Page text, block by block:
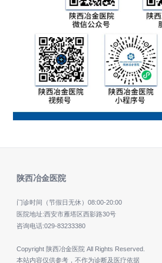
陕西冶金医院
门诊时间（节假日无休） 08:00-20:00
医院地址:西安市雁塔区西影路30号
咨询电话:029-83233380
Copyright 陕西冶金医院 All Rights Reserved.
本站内容仅供参考，不作为诊断及医疗依据